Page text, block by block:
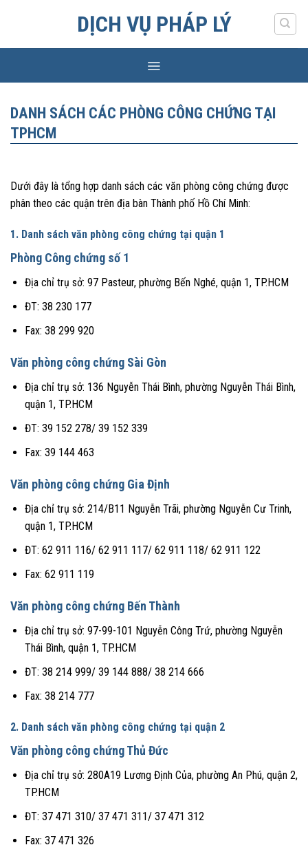
DỊCH VỤ PHÁP LÝ
DANH SÁCH CÁC PHÒNG CÔNG CHỨNG TẠI
TPHCM
Dưới đây là tổng hợp danh sách các văn phòng công chứng được
phân theo các quận trên địa bàn Thành phố Hồ Chí Minh:
1. Danh sách văn phòng công chứng tại quận 1
Phòng Công chứng số 1
Địa chỉ trụ sở: 97 Pasteur, phường Bến Nghé, quận 1, TP.HCM
ĐT: 38 230 177
Fax: 38 299 920
Văn phòng công chứng Sài Gòn
Địa chỉ trụ sở: 136 Nguyễn Thái Bình, phường Nguyễn Thái Bình,
quận 1, TP.HCM
ĐT: 39 152 278/ 39 152 339
Fax: 39 144 463
Văn phòng công chứng Gia Định
Địa chỉ trụ sở: 214/B11 Nguyễn Trãi, phường Nguyễn Cư Trinh,
quận 1, TP.HCM
ĐT: 62 911 116/ 62 911 117/ 62 911 118/ 62 911 122
Fax: 62 911 119
Văn phòng công chứng Bến Thành
Địa chỉ trụ sở: 97-99-101 Nguyễn Công Trứ, phường Nguyễn
Thái Bình, quận 1, TP.HCM
ĐT: 38 214 999/ 39 144 888/ 38 214 666
Fax: 38 214 777
2. Danh sách văn phòng công chứng tại quận 2
Văn phòng công chứng Thủ Đức
Địa chỉ trụ sở: 280A19 Lương Định Của, phường An Phú, quận 2,
TP.HCM
ĐT: 37 471 310/ 37 471 311/ 37 471 312
Fax: 37 471 326